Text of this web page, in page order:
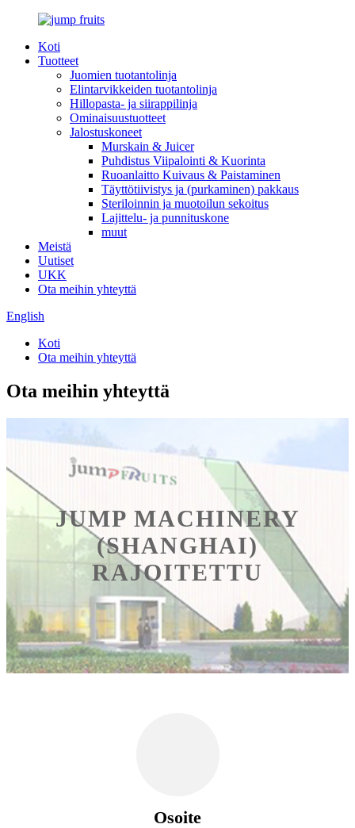
Koti
Tuotteet
Juomien tuotantolinja
Elintarvikkeiden tuotantolinja
Hillopasta- ja siirappilinja
Ominaisuustuotteet
Jalostuskoneet
Murskain & Juicer
Puhdistus Viipalointi & Kuorinta
Ruoanlaitto Kuivaus & Paistaminen
Täyttötiivistys ja (purkaminen) pakkaus
Steriloinnin ja muotoilun sekoitus
Lajittelu- ja punnituskone
muut
Meistä
Uutiset
UKK
Ota meihin yhteyttä
English
Koti
Ota meihin yhteyttä
Ota meihin yhteyttä
JUMP MACHINERY
(SHANGHAI)
RAJOITETTU
Osoite